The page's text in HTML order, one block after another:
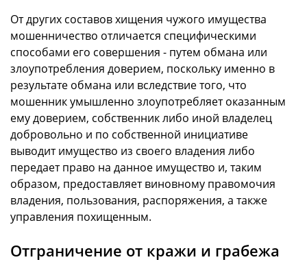
От других составов хищения чужого имущества
мошенничество отличается специфическими
способами его совершения - путем обмана или
злоупотребления доверием, поскольку именно в
результате обмана или вследствие того, что
мошенник умышленно злоупотребляет оказанным
ему доверием, собственник либо иной владелец
добровольно и по собственной инициативе
выводит имущество из своего владения либо
передает право на данное имущество и, таким
образом, предоставляет виновному правомочия
владения, пользования, распоряжения, а также
управления похищенным.
Отграничение от кражи и грабежа